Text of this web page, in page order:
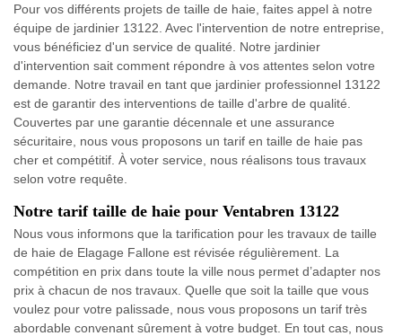
Pour vos différents projets de taille de haie, faites appel à notre
équipe de jardinier 13122. Avec l'intervention de notre entreprise,
vous bénéficiez d'un service de qualité. Notre jardinier
d'intervention sait comment répondre à vos attentes selon votre
demande. Notre travail en tant que jardinier professionnel 13122
est de garantir des interventions de taille d'arbre de qualité.
Couvertes par une garantie décennale et une assurance
sécuritaire, nous vous proposons un tarif en taille de haie pas
cher et compétitif. À voter service, nous réalisons tous travaux
selon votre requête.
Notre tarif taille de haie pour Ventabren 13122
Nous vous informons que la tarification pour les travaux de taille
de haie de Elagage Fallone est révisée régulièrement. La
compétition en prix dans toute la ville nous permet d’adapter nos
prix à chacun de nos travaux. Quelle que soit la taille que vous
voulez pour votre palissade, nous vous proposons un tarif très
abordable convenant sûrement à votre budget. En tout cas, nous